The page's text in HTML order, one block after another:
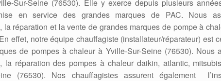
Sur-Seine (76530). Elle y exerce depuis plusieurs
en service des grandes marques de PAC. Nous
la réparation et la vente de grandes marques de pompe à
effet, notre équipe chauffagiste (installateur/réparateur) est
de pompes à chaleur à Yville-Sur-Seine (76530). Nous
la réparation des pompes à chaleur daikin, atlantic,
(76530). Nos chauffagistes assurent également